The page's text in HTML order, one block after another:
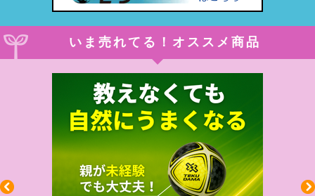
いま売れてる！オススメ商品